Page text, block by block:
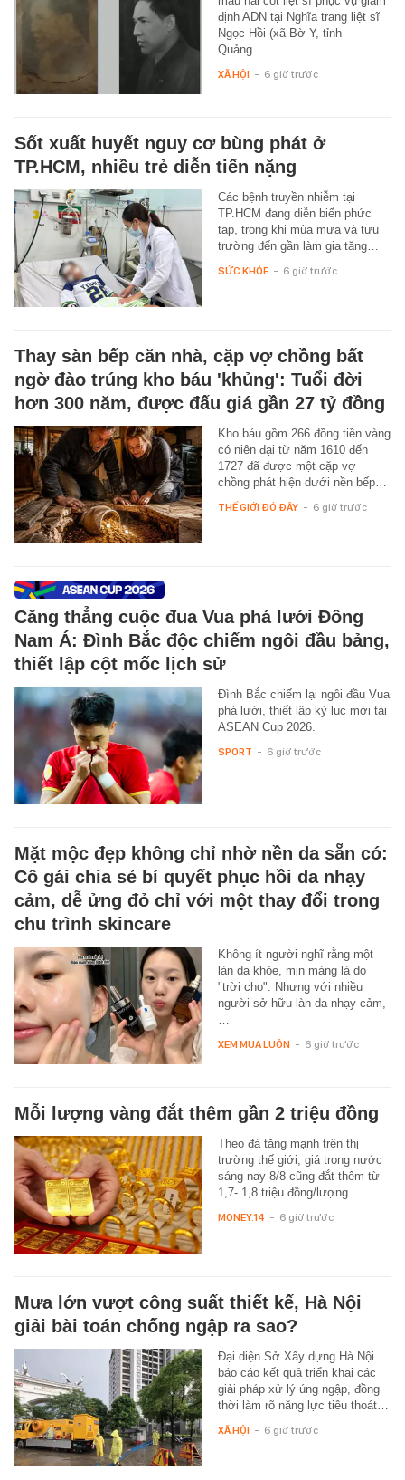
định ADN tại Nghĩa trang liệt sĩ
Ngọc Hồi (xã Bờ Y, tỉnh
Quảng…
XÃ HỘI - 6 giờ trước
Sốt xuất huyết nguy cơ bùng phát ở
TP.HCM, nhiều trẻ diễn tiến nặng
Các bệnh truyền nhiễm tại
TP.HCM đang diễn biến phức
tạp, trong khi mùa mưa và tựu
trường đến gần làm gia tăng…
SỨC KHỎE - 6 giờ trước
Thay sàn bếp căn nhà, cặp vợ chồng bất
ngờ đào trúng kho báu 'khủng': Tuổi đời
hơn 300 năm, được đấu giá gần 27 tỷ đồng
Kho báu gồm 266 đồng tiền vàng
có niên đại từ năm 1610 đến
1727 đã được một cặp vợ
chồng phát hiện dưới nền bếp…
THẾ GIỚI ĐÓ ĐÂY - 6 giờ trước
Căng thẳng cuộc đua Vua phá lưới Đông
Nam Á: Đình Bắc độc chiếm ngôi đầu bảng,
thiết lập cột mốc lịch sử
Đình Bắc chiếm lại ngôi đầu Vua
phá lưới, thiết lập kỷ lục mới tại
ASEAN Cup 2026.
SPORT - 6 giờ trước
Mặt mộc đẹp không chỉ nhờ nền da sẵn có:
Cô gái chia sẻ bí quyết phục hồi da nhạy
cảm, dễ ửng đỏ chỉ với một thay đổi trong
chu trình skincare
Không ít người nghĩ rằng một
làn da khỏe, mịn màng là do
"trời cho". Nhưng với nhiều
người sở hữu làn da nhạy cảm,
XEM MUA LUÔN - 6 giờ trước
Mỗi lượng vàng đắt thêm gần 2 triệu đồng
Theo đà tăng mạnh trên thị
trường thế giới, giá trong nước
sáng nay 8/8 cũng đắt thêm từ
1,7- 1,8 triệu đồng/lượng.
MONEY.14 - 6 giờ trước
Mưa lớn vượt công suất thiết kế, Hà Nội
giải bài toán chống ngập ra sao?
Đại diện Sở Xây dựng Hà Nội
báo cáo kết quả triển khai các
giải pháp xử lý úng ngập, đồng
thời làm rõ năng lực tiêu thoát…
XÃ HỘI - 6 giờ trước